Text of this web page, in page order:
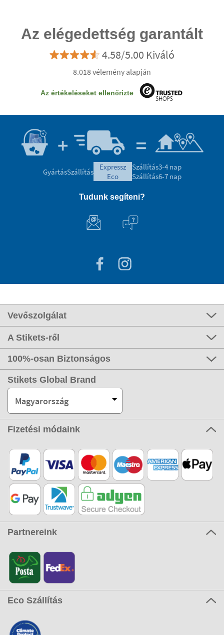
Az elégedettség garantált
4.58/5.00 Kiváló
8.018 vélemény alapján
Az értékeléseket ellenőrizte
GyártásSzállítás
expressz
eco
Szállítás3-4 nap
Szállítás6-7 nap
Tudunk segíteni?
Vevőszolgálat
A Stikets-ről
100%-osan Biztonságos
Stikets Global Brand
Magyarország
Fizetési módaink
Partnereink
Eco Szállítás